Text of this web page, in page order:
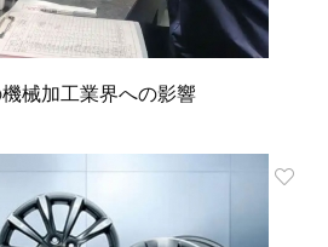
械加工業界への影響